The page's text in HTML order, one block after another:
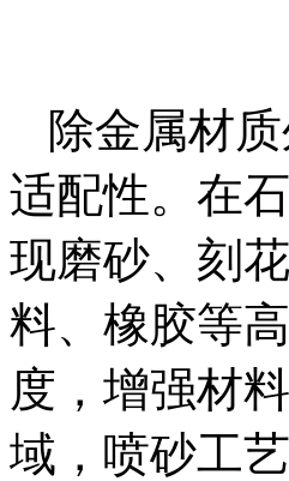
除金属材
适配性。在
现磨砂、刻
料、橡胶等
度，增强材
域，喷砂工